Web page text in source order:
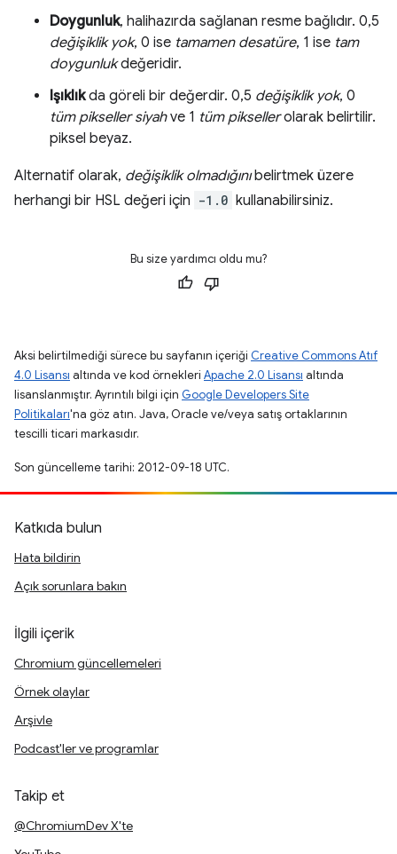
Doygunluk, halihazırda sağlanan resme bağlıdır. 0,5
değişiklik yok, 0 ise tamamen desatüre, 1 ise tam
doygunlukdeğeridir.
Işıklıkda göreli bir değerdir. 0,5 değişiklik yok, 0
tüm pikseller siyahve 1 tüm piksellerolarak belirtilir.
piksel beyaz.
Alternatif olarak, değişiklik olmadığınıbelirtmek üzere
herhangi bir HSL değeri için -1.0 kullanabilirsiniz.
Bu size yardımcı oldu mu?
Aksi belirtilmediği sürece bu sayfanın içeriği Creative Commons Atıf
4.0 Lisansı altında ve kod örnekleri Apache 2.0 Lisansı altında
lisanslanmıştır. Ayrıntılı bilgi için Google Developers Site
Politikaları'na göz atın. Java, Oracle ve/veya satış ortaklarının
tescilli ticari markasıdır.
Son güncelleme tarihi: 2012-09-18 UTC.
Katkıda bulun
Hata bildirin
Açık sorunlara bakın
İlgili içerik
Chromium güncellemeleri
Örnek olaylar
Arşivle
Podcast'ler ve programlar
Takip et
@ChromiumDev X'te